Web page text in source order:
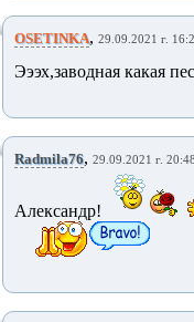
OSETINKA, 29.09.2021 г.
Эээх,заводная какая
Radmila76, 29.09.2021 г.
Александр!